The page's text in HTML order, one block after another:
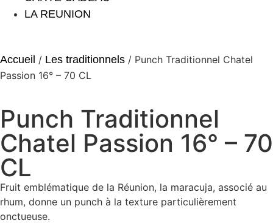
LA REUNION
Accueil / Les traditionnels / Punch Traditionnel Chatel
Passion 16° – 70 CL
Punch Traditionnel
Chatel Passion 16° – 70
CL
Fruit emblématique de la Réunion, la maracuja, associé au
rhum, donne un punch à la texture particulièrement
onctueuse.